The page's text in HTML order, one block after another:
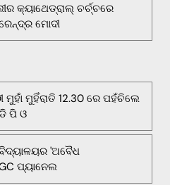
କ୍ୟାଥେଡ୍ରାଲ୍ ଚର୍ଚ୍ଚରେ
ମୋଦୀ
ମୁହିଁରାତି 12.30 ରେ ପହଁଚିଲେ
ପି ଓ
'ଅବୈଧ
ପ୍ୟାନେଲ